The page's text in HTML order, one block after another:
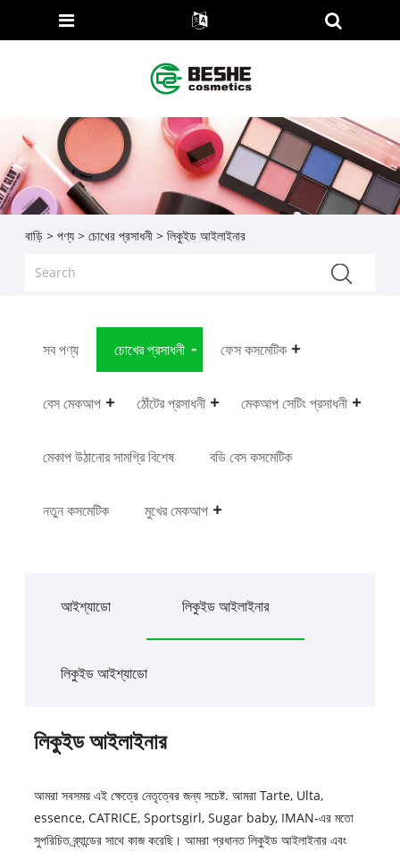
বাড়ি > পণ্য> চোখের প্রসাধনী> লিকুইড আইলাইনার
সব পণ্য চোখের প্রসাধনী ফেস কসমেটিক
বেস মেকআপ ঠোঁটের প্রসাধনী মেকআপ সেটিং প্রসাধনী
মেকাপ উঠানোর সামগ্রি বিশেষ বডি বেস কসমেটিক
নতুন কসমেটিক মুখের মেকআপ
আইশ্যাডো লিকুইড আইলাইনার
লিকুইড আইশ্যাডো
লিকুইড আইলাইনার
আমরা সবসময় এই ক্ষেত্রে নেতৃত্বের জন্য সচেষ্ট. আমরা Tarte, Ulta,
essence, CATRICE, Sportsgirl, Sugar baby, IMAN-এর মতো
সুপরিচিত ব্র্যান্ডের সাথে কাজ করেছি। আমরা প্রধানত লিকুইড আইলাইনার এবং